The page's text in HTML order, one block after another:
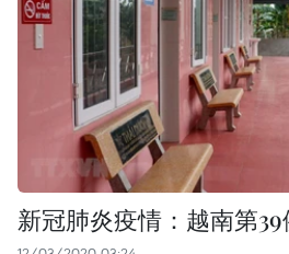
新冠肺炎疫情：越南第